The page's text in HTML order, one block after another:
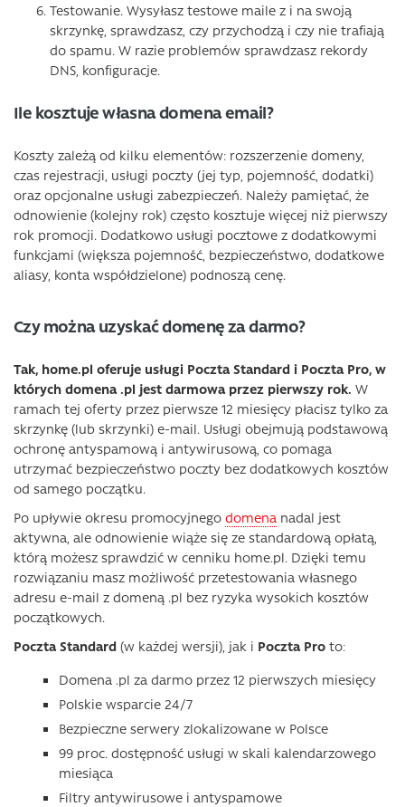
Testowanie. Wysyłasz testowe maile z i na swoją
skrzynkę, sprawdzasz, czy przychodzą i czy nie trafiają
do spamu. W razie problemów sprawdzasz rekordy
DNS, konfiguracje.
Ile kosztuje własna domena email?
Koszty zależą od kilku elementów: rozszerzenie domeny,
czas rejestracji, usługi poczty (jej typ, pojemność, dodatki)
oraz opcjonalne usługi zabezpieczeń. Należy pamiętać, że
odnowienie (kolejny rok) często kosztuje więcej niż pierwszy
rok promocji. Dodatkowo usługi pocztowe z dodatkowymi
funkcjami (większa pojemność, bezpieczeństwo, dodatkowe
aliasy, konta współdzielone) podnoszą cenę.
Czy można uzyskać domenę za darmo?
Tak, home.pl oferuje usługi Poczta Standard i Poczta Pro, w
których domena .pl jest darmowa przez pierwszy rok. W
ramach tej oferty przez pierwsze 12 miesięcy płacisz tylko za
skrzynkę (lub skrzynki) e-mail. Usługi obejmują podstawową
ochronę antyspamową i antywirusową, co pomaga
utrzymać bezpieczeństwo poczty bez dodatkowych kosztów
od samego początku.
Po upływie okresu promocyjnego domena nadal jest
aktywna, ale odnowienie wiąże się ze standardową opłatą,
którą możesz sprawdzić w cenniku home.pl. Dzięki temu
rozwiązaniu masz możliwość przetestowania własnego
adresu e-mail z domeną .pl bez ryzyka wysokich kosztów
początkowych.
Poczta Standard (w każdej wersji), jak i Poczta Pro to:
Domena .pl za darmo przez 12 pierwszych miesięcy
Polskie wsparcie 24/7
Bezpieczne serwery zlokalizowane w Polsce
99 proc. dostępność usługi w skali kalendarzowego
miesiąca
Filtry antywirusowe i antyspamowe